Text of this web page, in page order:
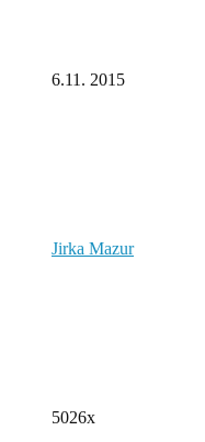
6.11. 2015
Jirka Mazur
5026x